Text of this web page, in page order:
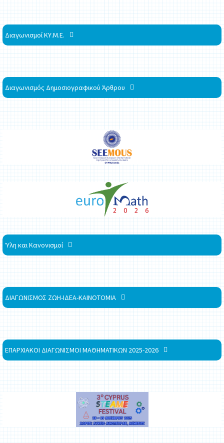
Διαγωνισμοί ΚΥ.Μ.Ε.
Διαγωνισμός Δημοσιογραφικού Άρθρου
Ύλη και Κανονισμοί
ΔΙΑΓΩΝΙΣΜΟΣ ΖΩΗ-ΙΔΕΑ-ΚΑΙΝΟΤΟΜΙΑ
ΕΠΑΡΧΙΑΚΟΙ ΔΙΑΓΩΝΙΣΜΟΙ ΜΑΘΗΜΑΤΙΚΩΝ 2025-2026